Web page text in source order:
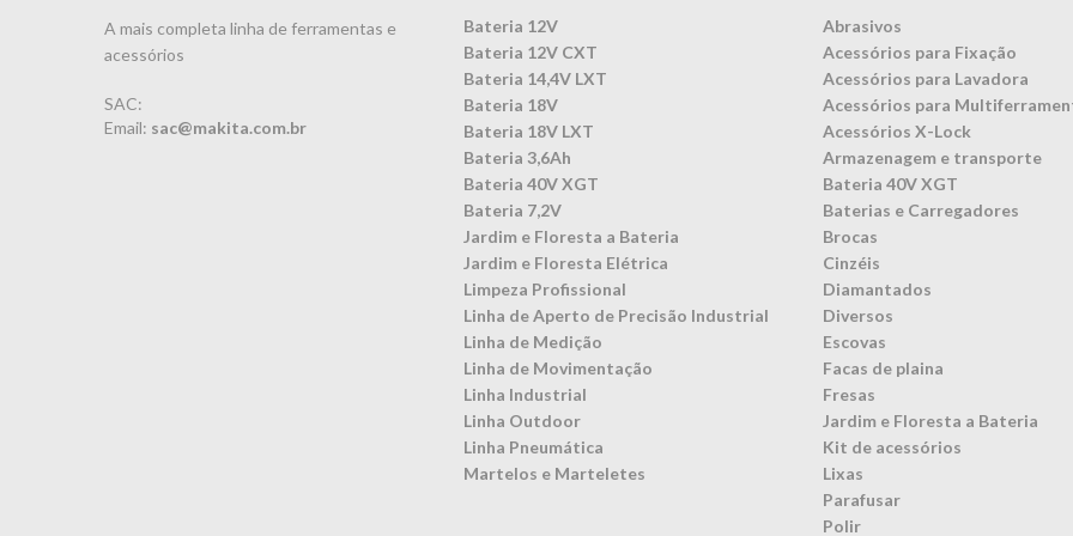
A mais completa linha de ferramentas e
acessórios
SAC:
Email: sac@makita.com.br
Bateria 12V
Bateria 12V CXT
Bateria 14,4V LXT
Bateria 18V
Bateria 18V LXT
Bateria 3,6Ah
Bateria 40V XGT
Bateria 7,2V
Jardim e Floresta a Bateria
Jardim e Floresta Elétrica
Limpeza Profissional
Linha de Aperto de Precisão Industrial
Linha de Medição
Linha de Movimentação
Linha Industrial
Linha Outdoor
Linha Pneumática
Martelos e Marteletes
Abrasivos
Acessórios para Fixação
Acessórios para Lavadora
Acessórios para
Acessórios X-Lock
Armazenagem e transporte
Bateria 40V XGT
Baterias e Carregadores
Brocas
Cinzéis
Diamantados
Diversos
Escovas
Facas de plaina
Fresas
Jardim e Floresta a Bateria
Kit de acessórios
Lixas
Parafusar
Polir